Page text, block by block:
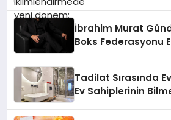
İbrahim Murat
Boks Federasyonu
Tadilat Sırasında
Ev Sahiplerinin